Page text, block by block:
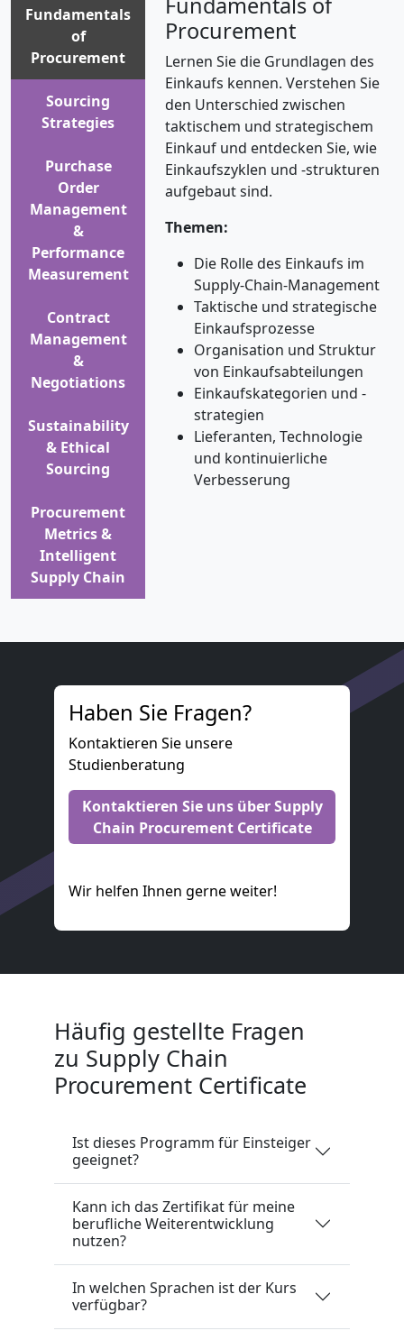
Fundamentals
of
Procurement
Sourcing
Strategies
Purchase
Order
Management
&
Performance
Measurement
Contract
Management
&
Negotiations
Sustainability
& Ethical
Sourcing
Procurement
Metrics &
Intelligent
Supply Chain
Procurement
Lernen Sie die Grundlagen des
Einkaufs kennen. Verstehen Sie
den Unterschied zwischen
taktischem und strategischem
Einkauf und entdecken Sie, wie
Einkaufszyklen und -strukturen
aufgebaut sind.
Themen:
Die Rolle des Einkaufs im
Supply-Chain-Management
Taktische und strategische
Einkaufsprozesse
Organisation und Struktur
von Einkaufsabteilungen
Einkaufskategorien und -
strategien
Lieferanten, Technologie
und kontinuierliche
Verbesserung
Haben Sie Fragen?
Kontaktieren Sie unsere
Studienberatung
Kontaktieren Sie uns über Supply
Chain Procurement Certificate
Wir helfen Ihnen gerne weiter!
Häufig gestellte Fragen
zu Supply Chain
Procurement Certificate
Ist dieses Programm für Einsteiger
geeignet?
Kann ich das Zertifikat für meine
berufliche Weiterentwicklung
nutzen?
In welchen Sprachen ist der Kurs
verfügbar?